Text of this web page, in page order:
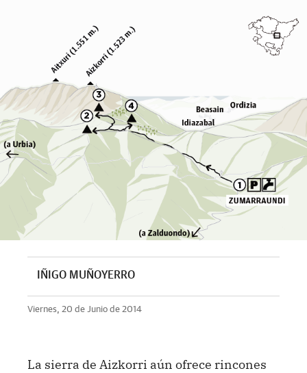
IÑIGO MUÑOYERRO
Viernes, 20 de Junio de 2014
La sierra de Aizkorri aún ofrece rincones